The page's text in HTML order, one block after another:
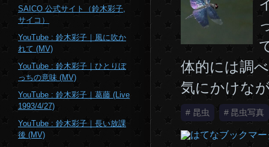
体的には調
気にかけな
# 昆虫 # 昆虫写真
SAICO 公式サイト（鈴木彩子,
サイコ）
YouTube : 鈴木彩子｜風に吹か
れて (MV)
YouTube : 鈴木彩子｜ひとりぼ
っちの意味 (MV)
YouTube : 鈴木彩子｜葛藤 (Live
1993/4/27)
YouTube : 鈴木彩子｜長い放課
後 (MV)